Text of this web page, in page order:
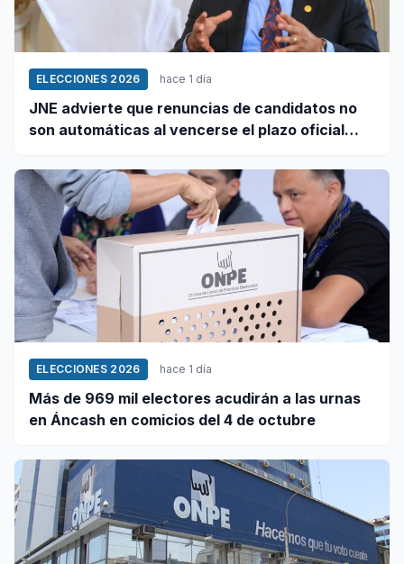
ELECCIONES 2026 hace 1 día
JNE advierte que renuncias de candidatos no
son automáticas al vencerse el plazo oficial
ELECCIONES 2026 hace 1 día
Más de 969 mil electores acudirán a las urnas
en Áncash en comicios del 4 de octubre